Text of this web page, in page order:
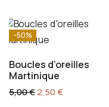
-50%
Boucles d’oreilles
Martinique
5,00€Le
prix
2,50€